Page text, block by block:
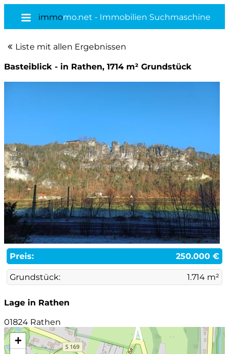
immomo.net - Immobilien Suchmaschine
Liste mit allen Ergebnissen
Basteiblick - in Rathen, 1714 m² Grundstück
Preis: 250.000 €
Grundstück: 1.714 m²
Lage in Rathen
01824 Rathen
+